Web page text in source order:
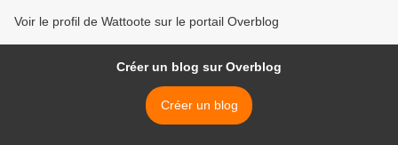
Voir le profil de Wattoote sur le portail Overblog
Créer un blog sur Overblog
Créer un blog